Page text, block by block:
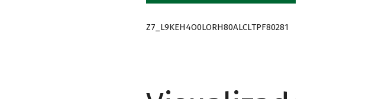
Z7_L9KEH4O0LORH80ALCLTPF80281